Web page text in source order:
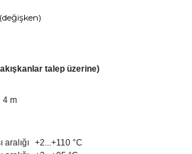
talep üzerine)
4 m
aralığı +2...+110 °C